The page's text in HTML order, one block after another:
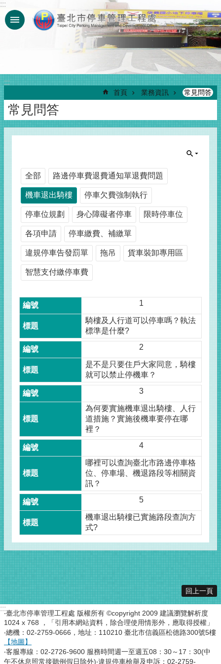
跳到主要內容區塊
:::
:::
首頁 業務資訊 常見問答
常見問答
全部 路邊停車費退費通知單退費問題
機車退出騎樓 停車欠費強制執行
停車位規劃 身心障礙者停車 限時停車位
各項申請 停車繳費、補繳單
違規停車告發罰單 拖吊 貨車裝卸專用區
智慧支付繳停車費
1
騎樓及人行道可以停車嗎？執法
標準是什麼?
2
是不是只要住戶大家同意，騎樓
就可以禁止停機車？
3
為何要實施機車退出騎樓、人行
道措施？實施後機車要停在哪
裡？
4
哪裡可以查詢臺北市路邊停車格
位、停車場、機退路段等相關資
訊？
5
機車退出騎樓已實施路段查詢方
式?
回上一頁
:::
‧臺北市停車管理工程處 版權所有 ©copyright 2009 建議瀏覽解析度
1024 x 768 ，「引用本網站資料，除合理使用情形外，應取得授權」
‧總機：02-2759-0666，地址：110210 臺北市信義區松德路300號5樓
【地圖】
‧客服專線：02-2726-9600 服務時間週一至週五08：30～17：30(中
午不休息照常接聽例假日除外)‧違規停車檢舉及申訴：02-2759-